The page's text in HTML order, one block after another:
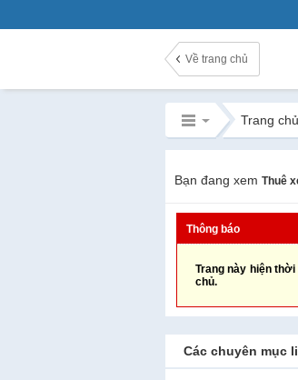
Về trang chủ
Trang chủ
Bạn đang xem Thuê
Thông báo
Trang này hiện
chủ.
Các chuyên mục